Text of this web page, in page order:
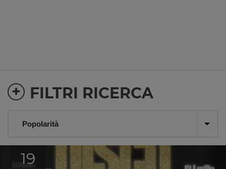
FILTRI RICERCA
+
19